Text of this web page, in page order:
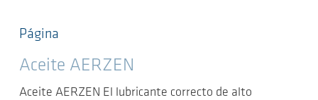
Página
Aceite AERZEN
Aceite AERZEN El lubricante correcto de alto